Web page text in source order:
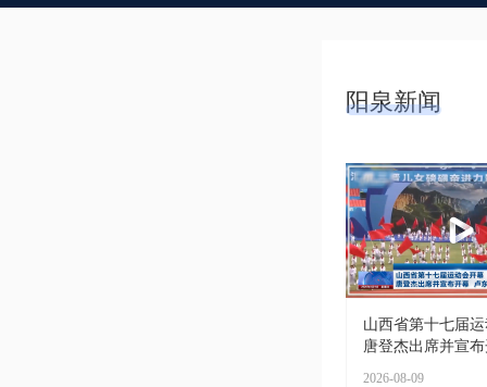
阳泉新闻
山西省第十七届
唐登杰出席并宣
2026-08-09